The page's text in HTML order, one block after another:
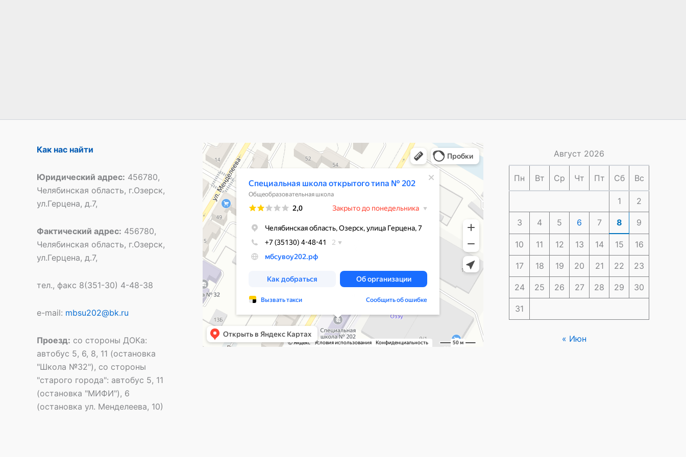
Как нас найти
Юридический адрес: 456780,
Челябинская область, г.Озерск,
ул.Герцена, д.7,
Фактический адрес: 456780,
Челябинская область, г.Озерск,
ул.Герцена, д.7,
тел., факс 8(351-30) 4-48-38
e-mail: mbsu202@bk.ru
Проезд: со стороны ДОКа:
автобус 5, 6, 8, 11 (остановка
"Школа №32"), со стороны
"старого города": автобус 5, 11
(остановка "МИФИ"), 6
(остановка ул. Менделеева, 10)
Специальная школа открытого типа № 202
Общеобразовательная школа в Озёрске
Август 2026
Пн Вт Ср Чт Пт Сб Вс
1 2
3 4 5 6 7 8 9
10 11 12 13 14 15 16
17 18 19 20 21 22 23
24 25 26 27 28 29 30
31
« Июн